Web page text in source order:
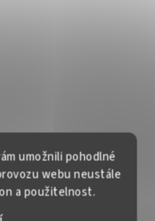
umožnili pohodlné
webu neustále
a použitelnost.